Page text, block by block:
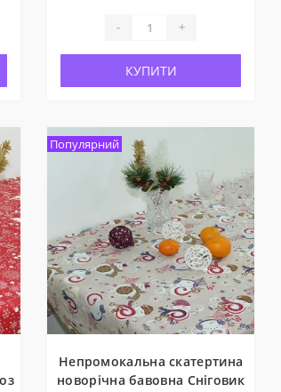
- +
КУПИТИ
Популярний
Непромокальна скатертина
новорічна бавовна Сніговик